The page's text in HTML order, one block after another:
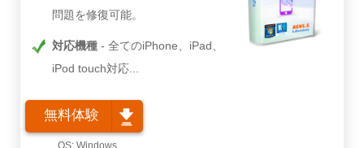
問題を修復可能。
対応機種
全てのiPhone、iPad、
iPod touch対応...
無料体験